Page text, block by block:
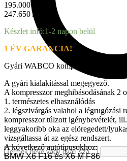
195.000Ft + ÁFA
247.650 Ft brutto
Készlet infó:1-2 napon belül
1 ÉV GARANCIA!
Gyári WABCO kompresszor, a BMW
A gyári kialakítással megegyező.
A kompresszor meghibásodásának 2
1. természetes elhasználódás
2. légszivárgás valahol a légrugózási
kompresszor túlzott igénybevételét,
leggyakoribb oka az elöregedett/
vizsgáltassa át az egész rendszert.
A következő autótípusokhoz:
BMW X6 F16 és X6 M F86